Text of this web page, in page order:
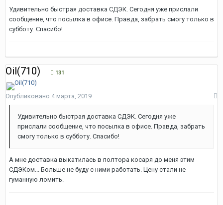
Удивительно быстрая доставка СДЭК. Сегодня уже прислали
сообщение, что посылка в офисе. Правда, забрать смогу только в
субботу. Спасибо!
Oil(710) 131
Опубликовано 4 марта, 2019
Удивительно быстрая доставка СДЭК. Сегодня уже
прислали сообщение, что посылка в офисе. Правда, забрать
смогу только в субботу. Спасибо!
А мне доставка выкатилась в полтора косаря до меня этим
СДЭКом... Больше не буду с ними работать. Цену стали не
гуманную ломить.